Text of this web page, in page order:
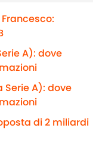
A): dove
A): dove
di 2 miliardi